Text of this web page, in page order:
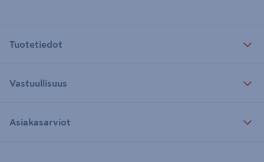
Tuotetiedot
Vastuullisuus
Asiakasarviot